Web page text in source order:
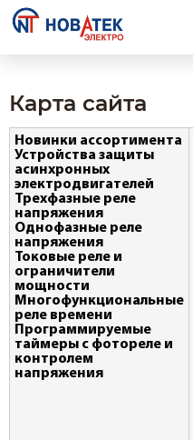
Карта сайта
Новинки ассортимента
Устройства защиты
асинхронных
электродвигателей
Трехфазные реле
напряжения
Однофазные реле
напряжения
Токовые реле и
ограничители
мощности
Многофункциональные
реле времени
Программируемые
таймеры с фотореле и
контролем
напряжения